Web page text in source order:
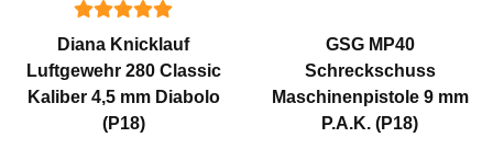
Diana Knicklauf
Luftgewehr 280 Classic
Kaliber 4,5 mm Diabolo
(P18)
GSG MP40
Schreckschuss
Maschinenpistole 9 mm
P.A.K. (P18)